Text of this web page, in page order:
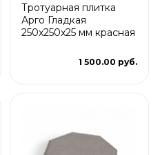
Тротуарная плитка
Арго Гладкая
250x250x25 мм красная
1 500.00 руб.